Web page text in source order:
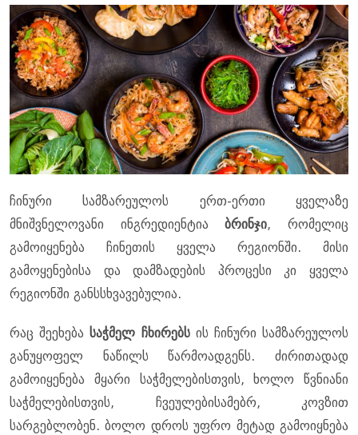
ჩინური სამზარეულოს ერთ-ერთი ყველაზე
მნიშვნელოვანი ინგრედიენტიაბრინჯი, რომელიც
გამოიყენება ჩინეთის ყველა რეგიონში. მისი
გამოყენებისა და დამზადების პროცესი კი ყველა
რეგიონში განსსხვავებულია.
რაც შეეხება საჭმელ ჩხირებსის ჩინური სამზარეულოს
განუყოფელ ნაწილს წარმოადგენს. ძირითადად
გამოიყენება მყარი საჭმელებისთვის, ხოლო წვნიანი
საჭმელებისთვის, ჩვეულებისამებრ, კოვზით
სარგებლობენ. ბოლო დროს უფრო მეტად გამოიყნება